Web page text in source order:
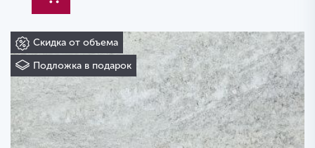
Скидка от объема
Подложка в подарок